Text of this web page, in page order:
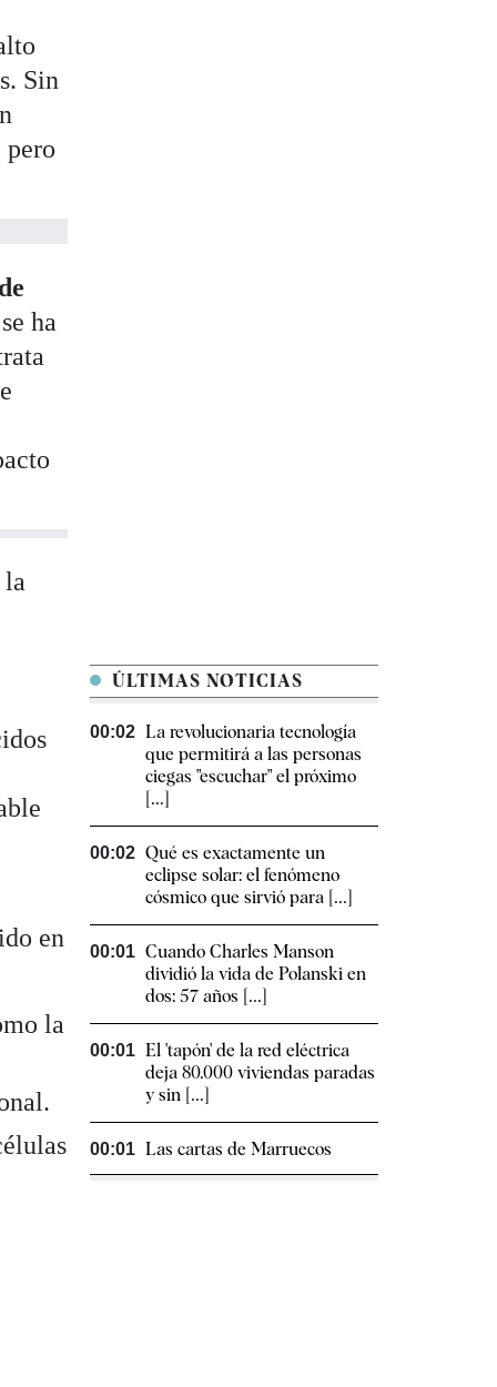
Sin
pero
ha
en
la
ÚLTIMAS NOTICIAS
00:02 La revolucionaria tecnología
que permitirá a las personas
ciegas "escuchar" el próximo
[...]
00:02 Qué es exactamente un
eclipse solar: el fenómeno
cósmico que sirvió para [...]
00:01 Cuando Charles Manson
dividió la vida de Polanski en
dos: 57 años [...]
00:01 El 'tapón' de la red eléctrica
deja 80.000 viviendas paradas
y sin [...]
00:01 Las cartas de Marruecos